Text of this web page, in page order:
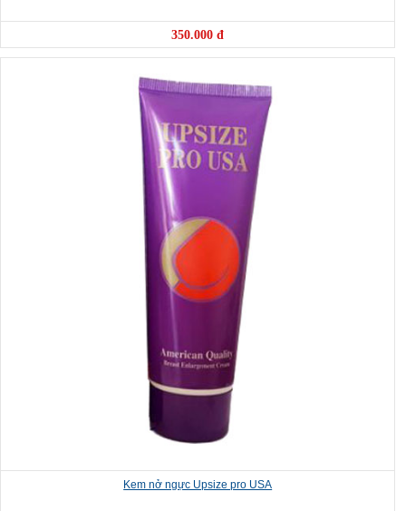
350.000 đ
Kem nở ngực Upsize pro USA